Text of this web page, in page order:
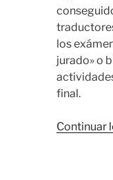
los
jurado» o
final.
Continuar